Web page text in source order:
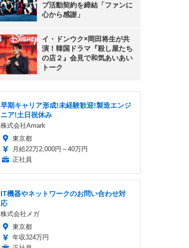
プ活動契約を締結「ファンに
心から感謝」
イ・ドンウク×岡田将生が共
演！韓国ドラマ『殺し屋たち
の店２』会見で和気あいあい
トーク
早期キャリア形成!未経験歓迎!製造エンジ
ニア!土日祝休み
株式会社Amark
東京都
月給22万2,000円～40万円
正社員
IT機器やネットワークのお問い合わせ対
応
株式会社メガ
東京都
年収324万円